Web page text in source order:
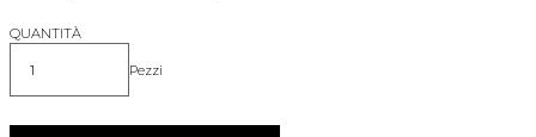
QUANTITÀ
Quantità Pezzi